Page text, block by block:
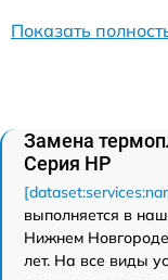
Показать
Замена
Серия HP
выполняется в
Нижнем
лет. На все виды